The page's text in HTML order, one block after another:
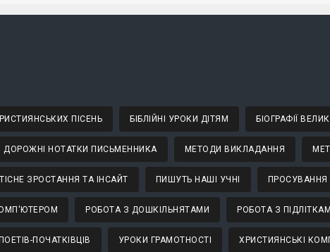
ПІСЕНЬ БІБЛІЙНІ УРОКИ ДІТЯМ БІОГРАФІЇ
ДОРОЖНІ НОТАТКИ ПИСЬМЕННИКА МЕТОДИ ВИКЛАДАННЯ
ЗРОСТАННЯ ТА ІНСАЙТ ПИШУТЬ НАШІ УЧНІ ПРОСУВАННЯ
РОБОТА З ДОШКІЛЬНЯТАМИ РОБОТА З
ПОЧАТКІВЦІВ УРОКИ ГРАМОТНОСТІ ХРИСТИЯНСЬКІ